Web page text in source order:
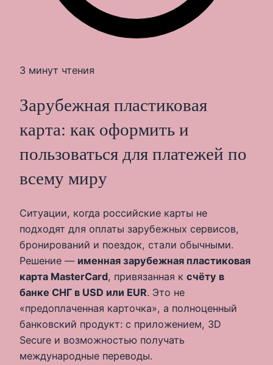
3 минут чтения
Зарубежная пластиковая
карта: как оформить и
пользоваться для платежей по
всему миру
Ситуации, когда российские карты не
подходят для оплаты зарубежных сервисов,
бронирований и поездок, стали обычными.
Решение — именная зарубежная пластиковая
карта MasterCard, привязанная к счёту в
банке СНГ в USD или EUR. Это не
«предоплаченная карточка», а полноценный
банковский продукт: с приложением, 3D
Secure и возможностью получать
международные переводы.